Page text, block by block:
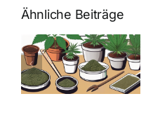
Ähnliche Beiträge
Neue THC-
Grenzwert-
Regelung:
Was Sie über
Cannabis und